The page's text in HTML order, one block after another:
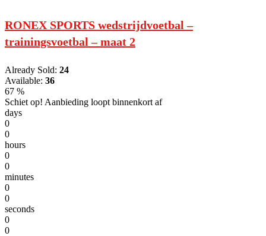
RONEX SPORTS wedstrijdvoetbal –
trainingsvoetbal – maat 2
Already Sold: 24
Available: 36
67 %
Schiet op! Aanbieding loopt binnenkort af
days
0
0
hours
0
0
minutes
0
0
seconds
0
0